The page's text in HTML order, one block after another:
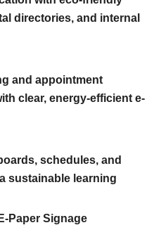
directories, and internal
and appointment
clear, energy-efficient e-
schedules, and
sustainable learning
Paper Signage